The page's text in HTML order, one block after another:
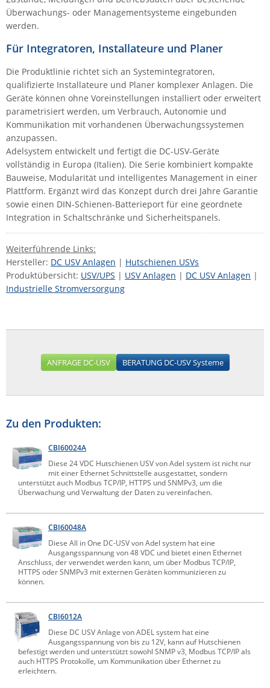
Überwachungs- oder Managementsysteme eingebunden
werden.
Für Integratoren, Installateure und Planer
Die Produktlinie richtet sich an Systemintegratoren,
qualifizierte Installateure und Planer komplexer Anlagen. Die
Geräte können ohne Voreinstellungen installiert oder erweitert
parametrisiert werden, um Verbrauch, Autonomie und
Kommunikation mit vorhandenen Überwachungssystemen
anzupassen.
Adelsystem entwickelt und fertigt die DC-USV-Geräte
vollständig in Europa (Italien). Die Serie kombiniert kompakte
Bauweise, Modularität und intelligentes Management in einer
Plattform. Ergänzt wird das Konzept durch drei Jahre Garantie
sowie einen DIN-Schienen-Batterieport für eine geordnete
Integration in Schaltschränke und Sicherheitspanels.
Weiterführende Links:
Hersteller: DC USV Anlagen | Hutschienen USVs
Produktübersicht: USV/UPS | USV Anlagen | DC USV Anlagen |
Industrielle Stromversorgung
ANFRAGE DC-USV BERATUNG DC-USV Systeme
Zu den Produkten:
CBI60024A
Diese 24 VDC Hutschienen USV von Adel system ist nicht nur
mit einer Ethernet Schnittstelle ausgestattet, sondern
unterstützt auch Modbus TCP/IP, HTTPS und SNMPv3, um die
Überwachung und Verwaltung der Daten zu vereinfachen.
CBI60048A
Diese All in One DC-USV von Adel system hat eine
Ausgangsspannung von 48 VDC und bietet einen Ethernet
Anschluss, der verwendet werden kann, um über Modbus TCP/IP,
HTTPS oder SNMPv3 mit externen Geräten kommunizieren zu
können.
CBI6012A
Diese DC USV Anlage von ADEL system hat eine
Ausgangsspannung von bis zu 12V, kann auf Hutschienen
befestigt werden und unterstützt sowohl SNMP v3, Modbus TCP/IP als
auch HTTPS Protokolle, um Kommunikation über Ethernet zu
erleichtern.